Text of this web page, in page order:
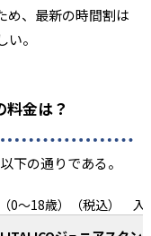
め、最新の時間割は
。
料金は？
下の通りである。
（0～18歳）（税込）